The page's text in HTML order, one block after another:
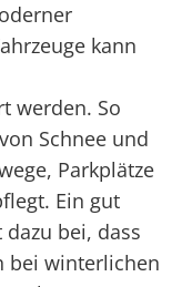
kann
werden. So
Schnee und
Parkplätze
Ein gut
bei, dass
bei winterlichen